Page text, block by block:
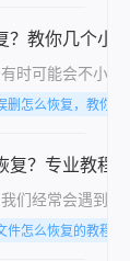
？教你几个小
时可能会不小
删怎么恢复，教你几
复？专业教程
们经常会遇到
件怎么恢复的教程